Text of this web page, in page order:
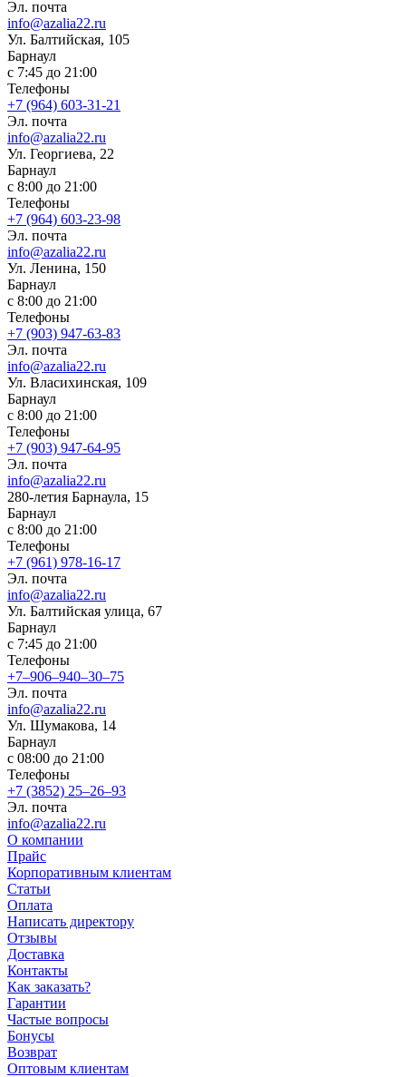
Эл. почта
info@azalia22.ru
Ул. Балтийская, 105
Барнаул
с 7:45 до 21:00
Телефоны
+7 (964) 603-31-21
Эл. почта
info@azalia22.ru
Ул. Георгиева, 22
Барнаул
с 8:00 до 21:00
Телефоны
+7 (964) 603-23-98
Эл. почта
info@azalia22.ru
Ул. Ленина, 150
Барнаул
с 8:00 до 21:00
Телефоны
+7 (903) 947-63-83
Эл. почта
info@azalia22.ru
Ул. Власихинская, 109
Барнаул
с 8:00 до 21:00
Телефоны
+7 (903) 947-64-95
Эл. почта
info@azalia22.ru
280-летия Барнаула, 15
Барнаул
с 8:00 до 21:00
Телефоны
+7 (961) 978-16-17
Эл. почта
info@azalia22.ru
Ул. ​Балтийская улица, 67
Барнаул
с 7:45 до 21:00
Телефоны
+7‒906‒940‒30‒75
Эл. почта
info@azalia22.ru
​Ул. Шумакова, 14
Барнаул
с 08:00 до 21:00
Телефоны
+7 (3852) 25‒26‒93
Эл. почта
info@azalia22.ru
О компании
Прайс
Корпоративным клиентам
Статьи
Оплата
Написать директору
Отзывы
Доставка
Контакты
Как заказать?
Гарантии
Частые вопросы
Бонусы
Возврат
Оптовым клиентам